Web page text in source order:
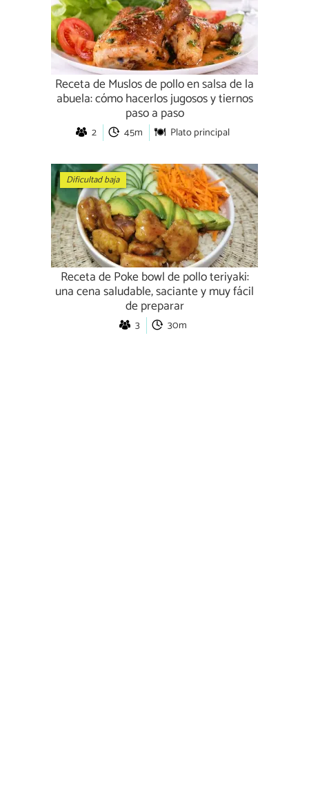
Receta de Muslos de pollo en salsa de la
abuela: cómo hacerlos jugosos y tiernos
paso a paso
2 45m Plato principal
Dificultad baja
Receta de Poke bowl de pollo teriyaki:
una cena saludable, saciante y muy fácil
de preparar
3 30m